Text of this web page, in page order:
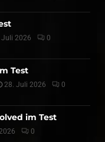
Juli 2026 0
Test
28. Juli 2026 0
im Test
0